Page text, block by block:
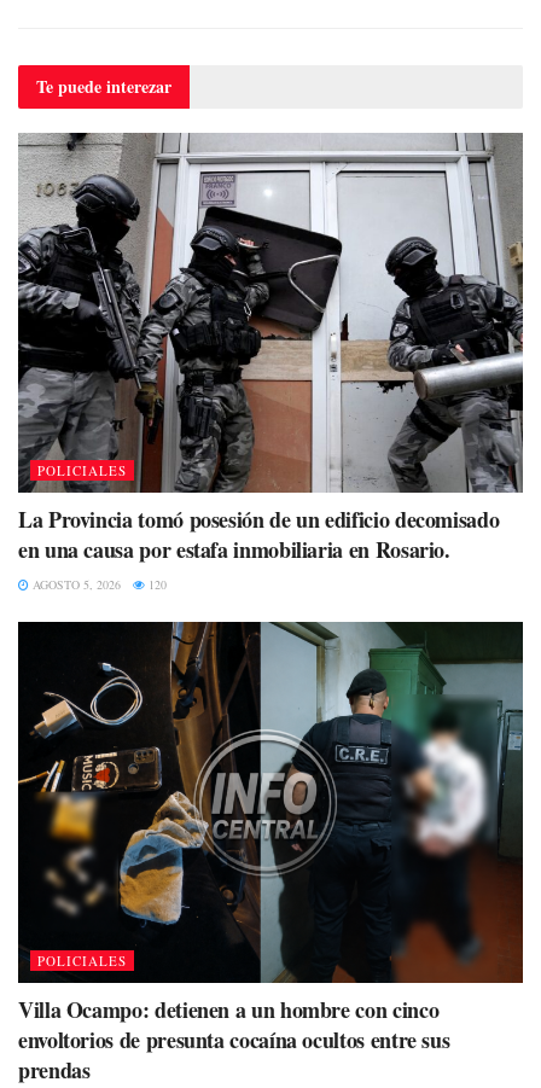
Te puedeinterezar
POLICIALES
La Provincia tomó posesión de un edificio decomisado
en una causa por estafa inmobiliaria en Rosario.
AGOSTO 5, 2026 120
POLICIALES
Villa Ocampo: detienen a un hombre con cinco
envoltorios de presunta cocaína ocultos entre sus
prendas